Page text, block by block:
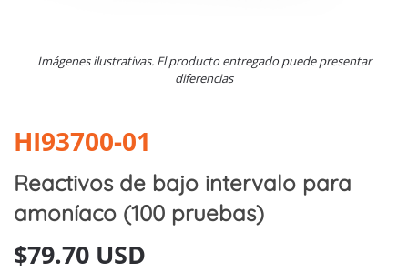
Imágenes ilustrativas. El producto entregado puede presentar
diferencias
HI93700-01
Reactivos de bajo intervalo para
amoníaco (100 pruebas)
$79.70 USD